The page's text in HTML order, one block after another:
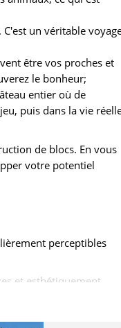
un véritable
être vos proches et
le bonheur;
entier où de
puis dans la vie
de blocs. En vous
votre potentiel
perceptibles
et esthétiquement
des comportements